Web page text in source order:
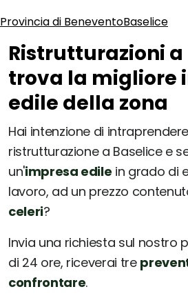
Provincia di BeneventoBaselice
Ristrutturazioni a
trova la migliore
edile della zona
Hai intenzione di
ristrutturazione a Baselice e
un'impresa edile in grado di
lavoro, ad un prezzo
celeri?
Invia una richiesta sul nostro
di 24 ore, riceverai tre
confrontare.